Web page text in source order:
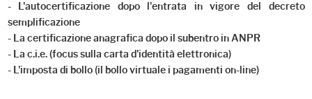
- L'autocertificazione dopo l'entrata in vigore del decreto
semplificazione
- La certificazione anagrafica dopo il subentro in ANPR
- La c.i.e. (focus sulla carta d'identità elettronica)
- L'imposta di bollo (il bollo virtuale i pagamenti on-line)